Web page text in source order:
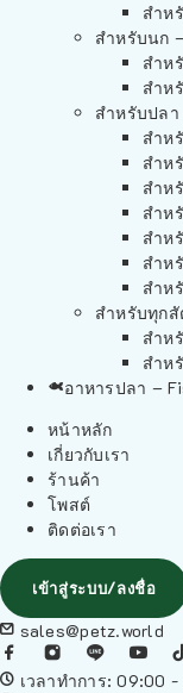
สำห
สำหรับนก
สำห
สำห
สำหรับปลา
สำห
สำห
สำห
สำห
สำห
สำห
สำห
สำหรับทุก
สำห
สำห
อาหารปลา –
หน้าหลัก
เกี่ยวกับเรา
ร้านค้า
โพสต์
ติดต่อเรา
เข้าสู่ระบบ/ลงชื่อ
sales@petz.world
เวลาทำการ: 09:00